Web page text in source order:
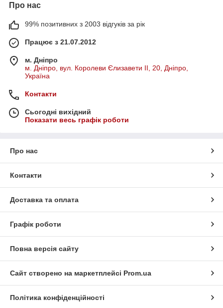
Про нас
99% позитивних з 2003 відгуків за рік
Працює з 21.07.2012
м. Дніпро
м. Дніпро, вул. Королеви Єлизавети ІІ, 20, Дніпро,
Україна
Контакти
Сьогодні вихідний
Показати весь графік роботи
Про нас
Контакти
Доставка та оплата
Графік роботи
Повна версія сайту
Сайт створено на маркетплейсі Prom.ua
Політика конфіденційності